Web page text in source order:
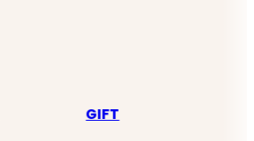
GIFT